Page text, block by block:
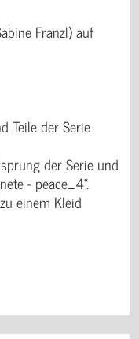
Franzl) auf
Teile der Serie
der Serie und
- peace_4“.
einem Kleid